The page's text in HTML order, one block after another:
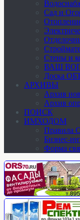
Сад и
Стены и
ВАШ
Доска
АРХИВЫ
Архив
Архив
ПОИСК
ИМХОДОМ
Правила
Бизнес-
Форма